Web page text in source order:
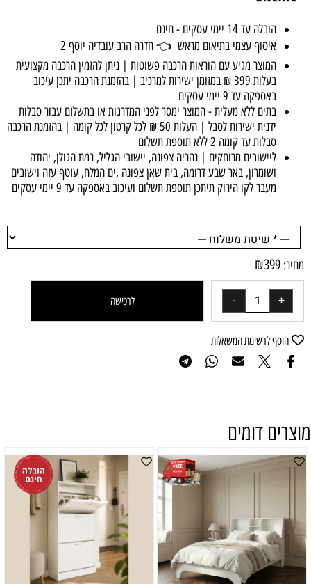
הובלה עד 14 יימי עסקים - חינם
איסוף עצמי בתיאום מראש 👈 חדרה הרב עובדיה יוסף 2
המוצר מגיע עם הוראות הרכבה פשוטות | ניתן להזמין הרכבה מקצועית
בעלות 399 ₪ במזומן ישירות למרכיב | בהזמנת הרכבה יתכן עיכוב
באספקה עד 9 יימי עסקים
בתים ללא מעלית - המוצר ימסר לפני המדרגות או בתשלום עבור סבלות
ידנית ישירות לסבל | העלות 50 ₪ לכל קרטון לכל קומה |
בהזמנת הרכבה
סבלות עד קומה 2 ללא תוספת תשלום
ליישובים מרוחקים | נהריה צפונה, יישובי הגליל, רמת הגולן, יהודה
ושומרון, באר שבע דרומה, בית שאן צפונה ,ים המלח, עוטף עזה וישובים
מעבר לקו הירוק תיתכן תוספת תשלום ועיכוב באספקה עד 9 יימי עסקים
מחיר: ₪399
לרכישה
הוסף לרשימת המשאלות
מוצרים דומים